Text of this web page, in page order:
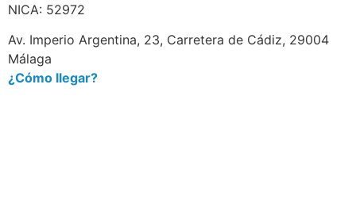
NICA: 52972
Av. Imperio Argentina, 23, Carretera de Cádiz, 29004
Málaga
¿Cómo llegar?